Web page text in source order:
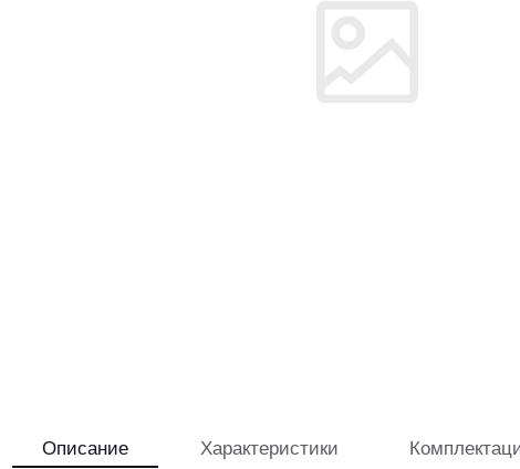
Описание Характеристики